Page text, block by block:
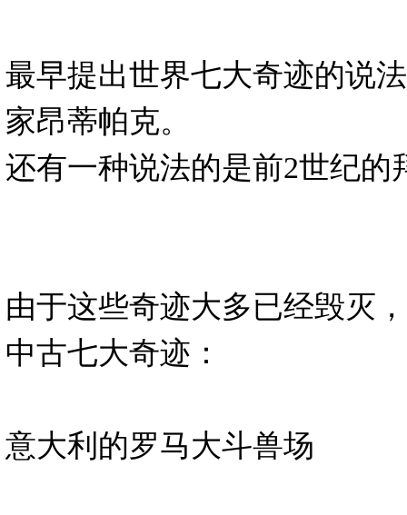
最早提出世界七大奇迹的说
家昂蒂帕克。
还有一种说法的是前2世纪的
由于这些奇迹大多已经毁灭
中古七大奇迹：
意大利的罗马大斗兽场